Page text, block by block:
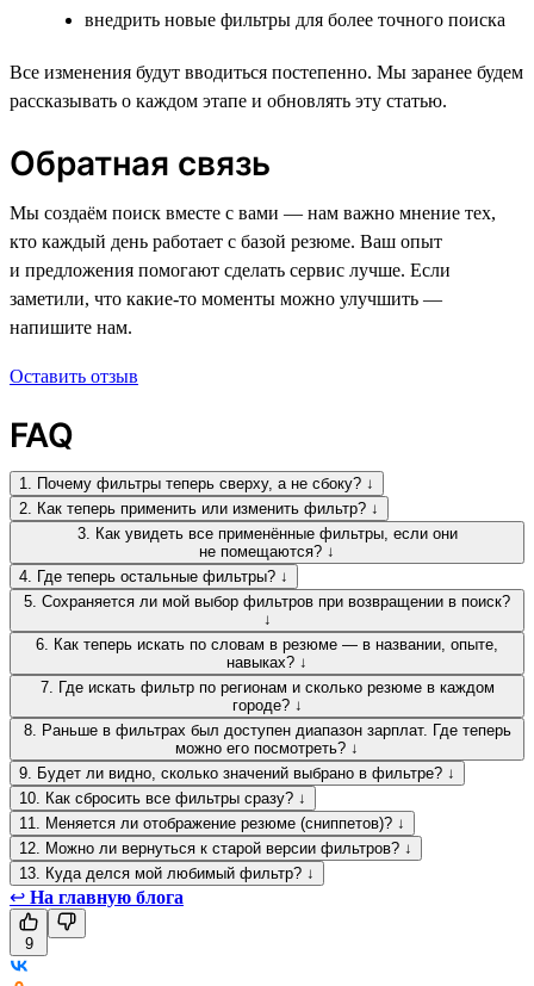
внедрить новые фильтры для более точного поиска
Все изменения будут вводиться постепенно. Мы заранее будем
рассказывать о каждом этапе и обновлять эту статью.
Обратная связь
Мы создаём поиск вместе с вами — нам важно мнение тех,
кто каждый день работает с базой резюме. Ваш опыт
и предложения помогают сделать сервис лучше. Если
заметили, что какие-то моменты можно улучшить —
напишите нам.
Оставить отзыв
FAQ
1. Почему фильтры теперь сверху, а не сбоку? ↓
2. Как теперь применить или изменить фильтр? ↓
3. Как увидеть все применённые фильтры, если они
не помещаются? ↓
4. Где теперь остальные фильтры? ↓
5. Сохраняется ли мой выбор фильтров при возвращении в поиск?
↓
6. Как теперь искать по словам в резюме — в названии, опыте,
навыках? ↓
7. Где искать фильтр по регионам и сколько резюме в каждом
городе? ↓
8. Раньше в фильтрах был доступен диапазон зарплат. Где теперь
можно его посмотреть? ↓
9. Будет ли видно, сколько значений выбрано в фильтре? ↓
10. Как сбросить все фильтры сразу? ↓
11. Меняется ли отображение резюме (сниппетов)? ↓
12. Можно ли вернуться к старой версии фильтров? ↓
13. Куда делся мой любимый фильтр? ↓
↩ На главную блога
9